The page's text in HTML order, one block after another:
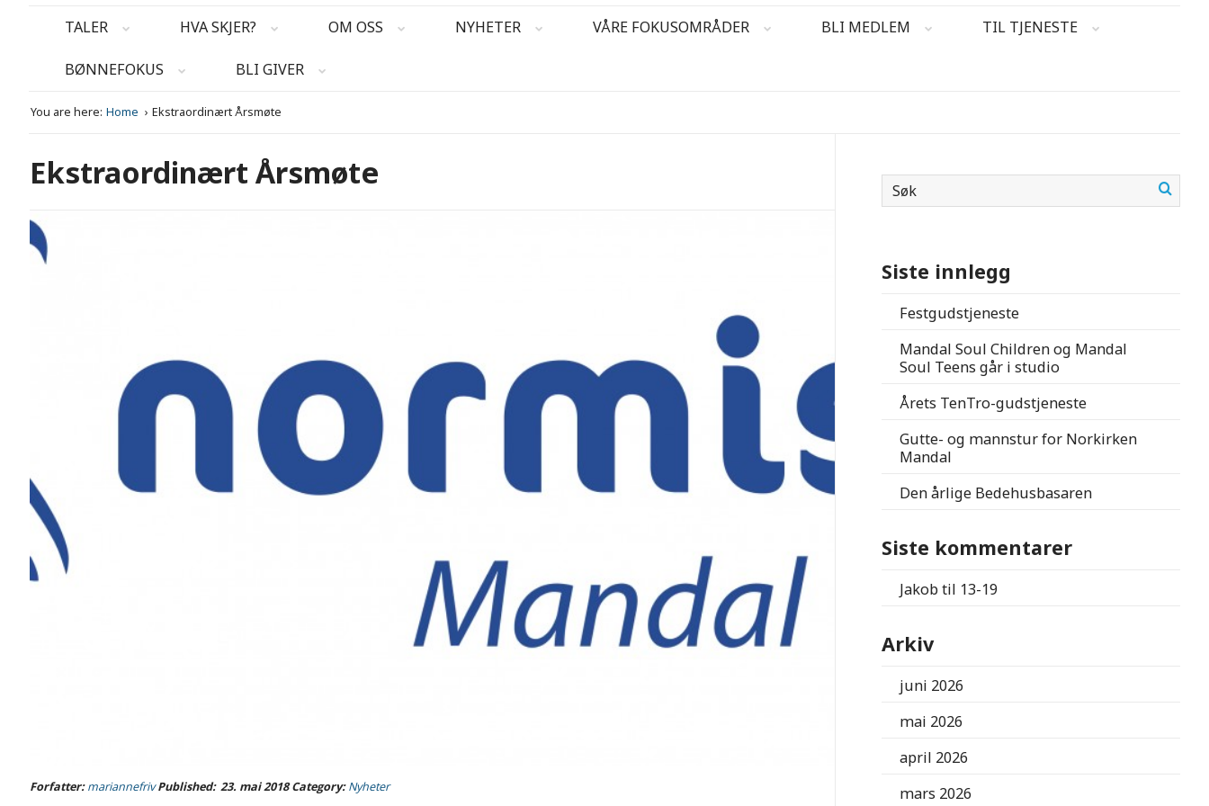
TALER HVA SKJER? OM OSS NYHETER VÅRE FOKUSOMRÅDER BLI MEDLEM TIL TJENESTE
BØNNEFOKUS BLI GIVER
You are here: Home Ekstraordinært Årsmøte
Ekstraordinært Årsmøte
Forfatter:mariannefrivPublished: 23. mai 2018 Category:Nyheter
Siste innlegg
Festgudstjeneste
Mandal Soul Children og Mandal
Soul Teens går i studio
Årets TenTro-gudstjeneste
Gutte- og mannstur for Norkirken
Mandal
Den årlige Bedehusbasaren
Siste kommentarer
Jakobtil 13-19
Arkiv
juni 2026
mai 2026
april 2026
mars 2026